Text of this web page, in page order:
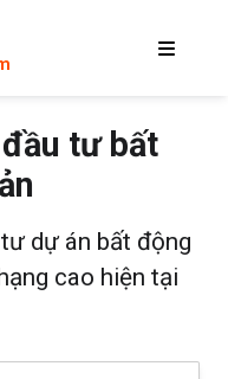
tư bất
dự án bất động
cao hiện tại